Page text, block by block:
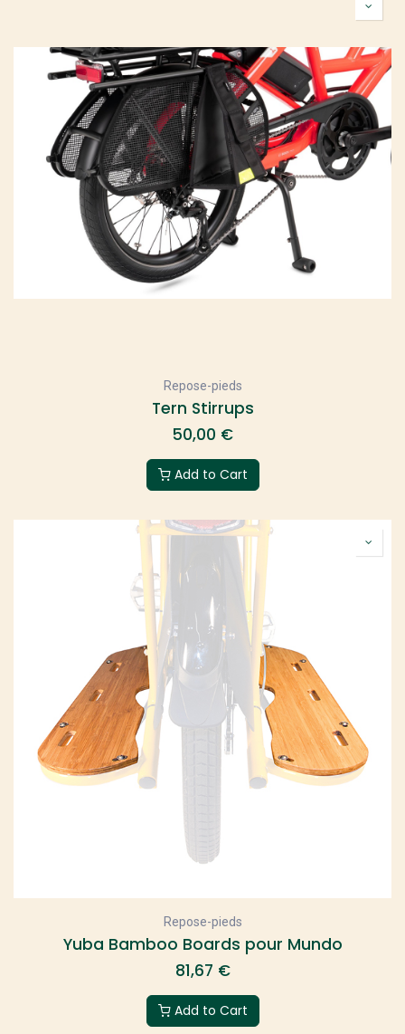
Repose-pieds
Tern Stirrups
50,00 €
Add to Cart
Repose-pieds
Yuba Bamboo Boards pour Mundo
81,67 €
Add to Cart